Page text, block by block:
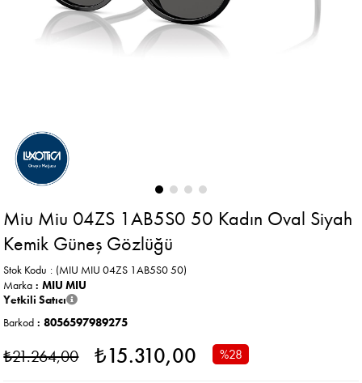
Miu Miu 04ZS 1AB5S0 50 Kadın Oval Siyah
Kemik Güneş Gözlüğü
(MIU MIU 04ZS 1AB5S0 50)
Stok Kodu
Marka : MIU MIU
Yetkili Satıcı
Barkod : 8056597989275
₺21.264,00 ₺15.310,00 %28